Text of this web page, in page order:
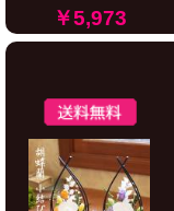
￥5,973